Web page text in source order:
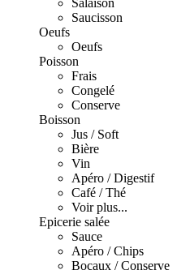
Salaison
Saucisson
Oeufs
Oeufs
Poisson
Frais
Congelé
Conserve
Boisson
Jus / Soft
Bière
Vin
Apéro / Digestif
Café / Thé
Voir plus...
Epicerie salée
Sauce
Apéro / Chips
Bocaux / Conserve